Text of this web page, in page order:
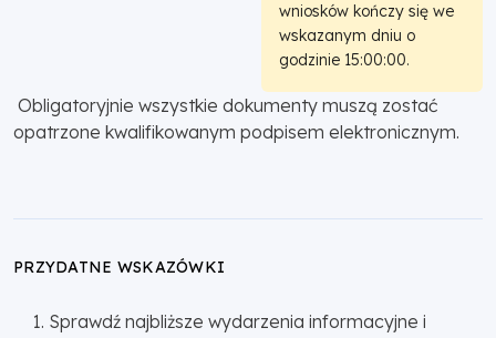
wniosków kończy się we
wskazanym dniu o
godzinie 15:00:00.
Obligatoryjnie wszystkie dokumenty muszą zostać
opatrzone kwalifikowanym podpisem elektronicznym.
PRZYDATNE WSKAZÓWKI
Sprawdź najbliższe wydarzenia informacyjne i